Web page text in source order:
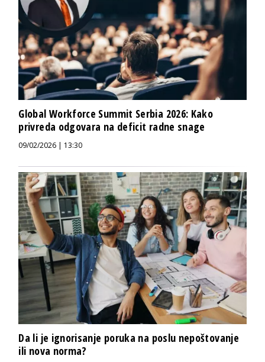
Global Workforce Summit Serbia 2026: Kako
privreda odgovara na deficit radne snage
09/02/2026 | 13:30
Da li je ignorisanje poruka na poslu nepoštovanje
ili nova norma?